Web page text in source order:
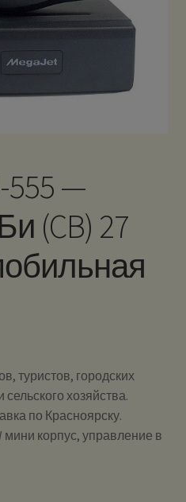
555 —
(CB) 27
туристов, городских
хозяйства.
по Красноярску.
мини корпус, управление в